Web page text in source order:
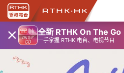
× 全新 RTHK On The Go
一手掌握 RTHK 电台、电视节目